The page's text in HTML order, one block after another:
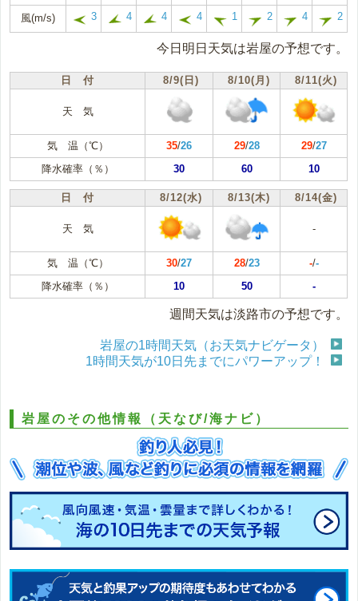
風(m/s) 3 4 4 4 1 2 4 2
今日明日天気は岩屋の予想です。
日 付 8/9(日) 8/10(月) 8/11(火)
天 気
気 温（℃） 35/26 29/28 29/27
降水確率（％）
30 60 10
日 付 8/12(水) 8/13(木) 8/14(金)
天 気 -
気 温（℃） 30/27 28/23 -/-
降水確率（％）
10 50 -
週間天気は淡路市の予想です。
岩屋の1時間天気（お天気ナビゲータ）
1時間天気が10日先までにパワーアップ！
岩屋のその他情報（天なび/海ナビ）